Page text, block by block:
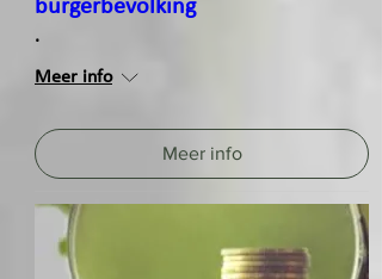
burgerbevolking
.
Meer info
Meer info